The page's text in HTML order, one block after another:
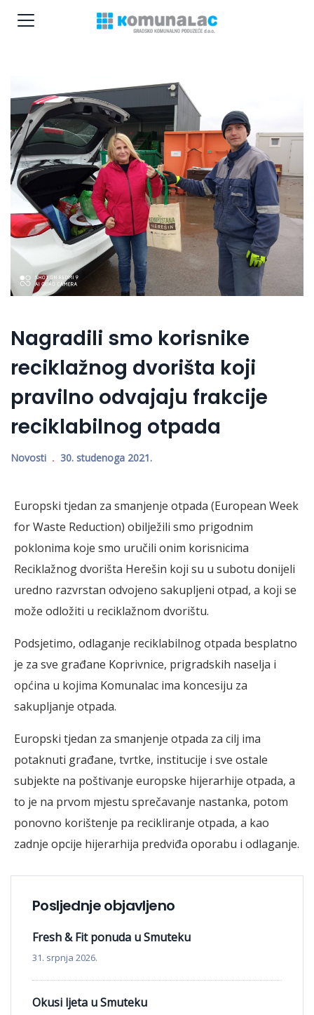
Nagradili smo korisnike
reciklažnog dvorišta koji
pravilno odvajaju frakcije
reciklabilnog otpada
Novosti 30. studenoga 2021.
Europski tjedan za smanjenje otpada (European Week
for Waste Reduction) obilježili smo prigodnim
poklonima koje smo uručili onim korisnicima
Reciklažnog dvorišta Herešin koji su u subotu donijeli
uredno razvrstan odvojeno sakupljeni otpad, a koji se
može odložiti u reciklažnom dvorištu.
Podsjetimo, odlaganje reciklabilnog otpada besplatno
je za sve građane Koprivnice, prigradskih naselja i
općina u kojima Komunalac ima koncesiju za
sakupljanje otpada.
Europski tjedan za smanjenje otpada za cilj ima
potaknuti građane, tvrtke, institucije i sve ostale
subjekte na poštivanje europske hijerarhije otpada, a
to je na prvom mjestu sprečavanje nastanka, potom
ponovno korištenje pa recikliranje otpada, a kao
zadnje opcije hijerarhija predviđa oporabu i odlaganje.
Posljednje objavljeno
Fresh & Fit ponuda u Smuteku
31. srpnja 2026.
Okusi ljeta u Smuteku